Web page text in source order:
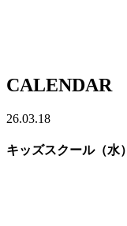
CALENDAR
26.03.18
キッズスクール（水）